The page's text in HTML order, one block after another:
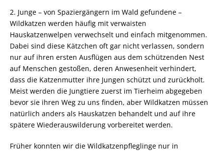
2. Junge – von Spaziergängern im Wald gefundene –
Wildkatzen werden häufig mit verwaisten
Hauskatzenwelpen verwechselt und einfach mitgenommen.
Dabei sind diese Kätzchen oft gar nicht verlassen, sondern
nur auf ihren ersten Ausflügen aus dem schützenden Nest
auf Menschen gestoßen, deren Anwesenheit verhindert,
dass die Katzenmutter ihre Jungen schützt und zurückholt.
Meist werden die Jungtiere zuerst im Tierheim abgegeben
bevor sie ihren Weg zu uns finden, aber Wildkatzen müssen
natürlich anders als Hauskatzen behandelt und auf ihre
spätere Wiederauswilderung vorbereitet werden.
Früher konnten wir die Wildkatzenpfleglinge nur in